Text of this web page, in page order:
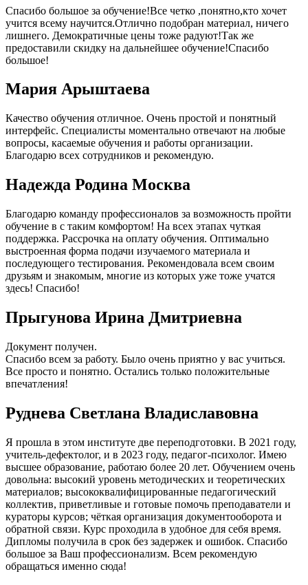
Спасибо большое за обучение!Все четко ,понятно,кто хочет
учится всему научится.Отлично подобран материал, ничего
лишнего. Демократичные цены тоже радуют!Так же
предоставили скидку на дальнейшее обучение!Спасибо
большое!
Мария Арыштаева
Качество обучения отличное. Очень простой и понятный
интерфейс. Специалисты моментально отвечают на любые
вопросы, касаемые обучения и работы организации.
Благодарю всех сотрудников и рекомендую.
Надежда Родина Москва
Благодарю команду профессионалов за возможность пройти
обучение в с таким комфортом! На всех этапах чуткая
поддержка. Рассрочка на оплату обучения. Оптимально
выстроенная форма подачи изучаемого материала и
последующего тестирования. Рекомендовала всем своим
друзьям и знакомым, многие из которых уже тоже учатся
здесь! Спасибо!
Прыгунова Ирина Дмитриевна
Документ получен.
Спасибо всем за работу. Было очень приятно у вас учиться.
Все просто и понятно. Остались только положительные
впечатления!
Руднева Светлана Владиславовна
Я прошла в этом институте две переподготовки. В 2021 году,
учитель-дефектолог, и в 2023 году, педагог-психолог. Имею
высшее образование, работаю более 20 лет. Обучением очень
довольна: высокий уровень методических и теоретических
материалов; высококвалифицированные педагогический
коллектив, приветливые и готовые помочь преподаватели и
кураторы курсов; чёткая организация документооборота и
обратной связи. Курс проходила в удобное для себя время.
Дипломы получила в срок без задержек и ошибок. Спасибо
большое за Ваш профессионализм. Всем рекомендую
обращаться именно сюда!